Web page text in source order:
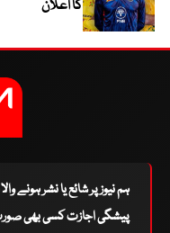
کا اعلان
ہم نیوز پر شائع یا نشر ہونے
پیشگی اجازت کسی بھی صورت